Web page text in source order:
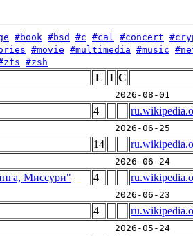
#book #bsd #c #cal #concert
#movie #multimedia #music
#zsh
L I C
2026-08-01
4
2026-06-25
14
2026-06-24
Миссури" 4
2026-06-23
4
2026-05-24